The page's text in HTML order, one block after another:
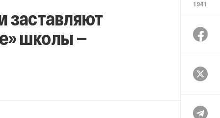
1941
заставляют
школы —